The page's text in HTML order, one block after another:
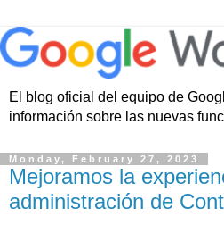
El blog oficial del equipo de
información sobre las nuevas
Monday, February 27, 2023
Mejoramos la
administración de